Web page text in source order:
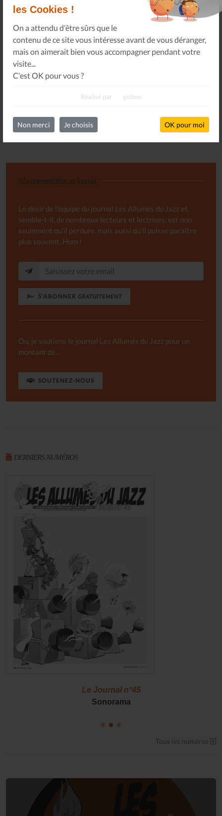
les Cookies !
On a attendu d'être sûrs que le
contenu de ce site vous intéresse avant de vous déranger,
mais on aimerait bien vous accompagner pendant votre
visite...
C'est OK pour vous ?
Réalisé par gizboo
Non merci Je choisis OK pour moi
Un petit geste pour
Abonnement libre au Journal
Le désir de l'équipe du journal Les Allumés du Jazz et,
semble-t-il, de nombreux lecteurs et lectrices, est non
seulement qu'il perdure, mais aussi qu'il puisse paraître
plus souvent. Hum !
S'ABONNER GRATUITEMENT
Ou, je soutiens le journal Les Allumés du Jazz pour un
montant de...
SOUTENEZ-NOUS
DERNIERS NUMÉROS
Le Journal n°45
Sonorama
Tous les numéros